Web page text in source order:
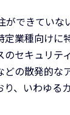
ができていな
定業種向けに
のセキュリテ
どの散発的な
、いわゆる